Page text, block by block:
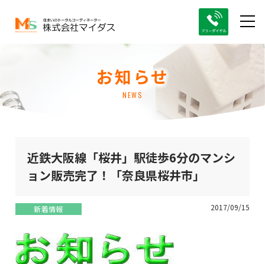
お知らせ
NEWS
近鉄大阪線「桜井」駅徒歩6分のマンシ
ョン販売完了！「奈良県桜井市」
新着情報 2017/09/15